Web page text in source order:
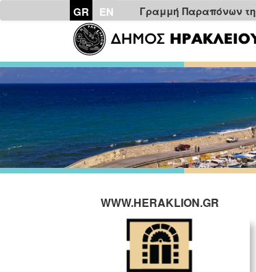
GR EN Γραμμή Παραπόνων
WWW.HERAKLION.GR